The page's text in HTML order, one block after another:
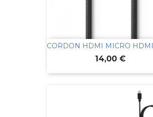
CORDON HDMI MICRO HDMI
Prix
14,00 €